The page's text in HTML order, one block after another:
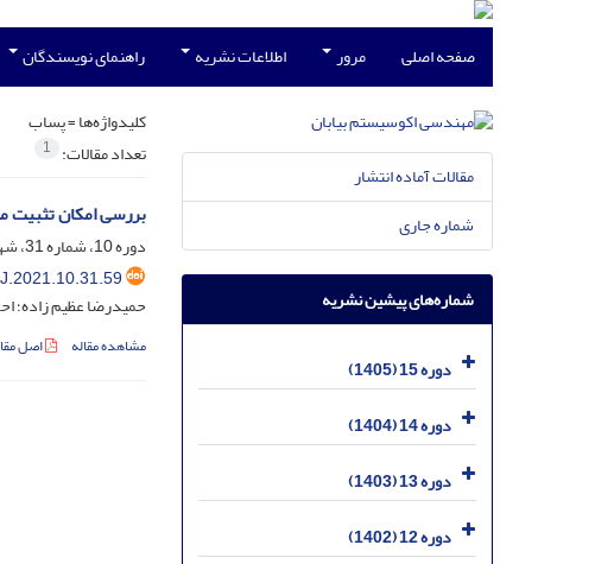
صفحه اصلی مرور اطلاعات نشریه راهنمای نویسندگان
کلیدواژه‌ها =پساب
تعداد مقالات: 1
بررسی امکان تثبیت
دوره 10، شماره 31، شهریور 1400، صفحه
حمیدرضا عظیم زاده؛
مشاهده مقاله اصل
مقالات آماده انتشار
شماره جاری
شماره‌های پیشین نشریه
دوره 15 (1405)
دوره 14 (1404)
دوره 13 (1403)
دوره 12 (1402)